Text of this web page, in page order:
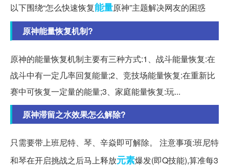
以下围绕“怎么快速恢复能量原神”主题解决网友的困惑
原神能量恢复机制?
原神的能量恢复机制主要有三种方式:1、战斗能量恢复:在
战斗中有一定几率回复能量;2、竞技场能量恢复:在重新比
赛中可恢复一定量的能量;3、家庭能量恢复:玩...
原神滞留之水效果怎么解除?
只需要带上班尼特、琴、辛焱即可解除。 注意事项:班尼特
和琴在开启挑战之后马上释放元素爆发(即Q技能),算准每3